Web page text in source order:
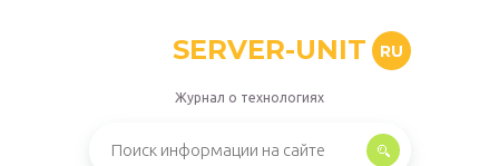
SERVER-UNIT RU
Журнал о технологиях